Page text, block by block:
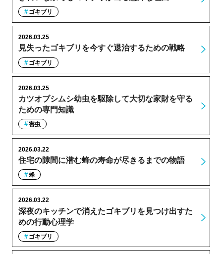
ゴキブリ
見失ったゴキブリを今すぐ退治するための戦略
2026.03.25
ゴキブリ
カツオブシムシ幼虫を駆除して大切な家財を守る
ための専門知識
2026.03.25
害虫
住宅の隙間に潜む蜂の寿命が尽きるまでの物語
2026.03.22
蜂
深夜のキッチンで消えたゴキブリを見つけ出すた
めの行動心理学
2026.03.22
ゴキブリ